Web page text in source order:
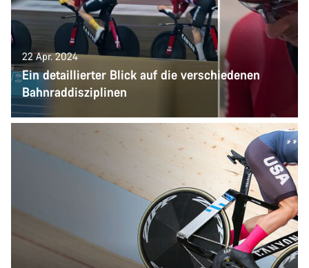
22 Apr. 2024
Ein detaillierter Blick auf die verschiedenen
Bahnraddisziplinen